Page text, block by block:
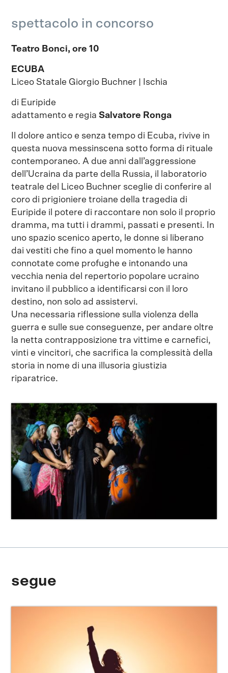
spettacolo in concorso
Teatro Bonci, ore 10
ECUBA
Liceo Statale Giorgio Buchner | Ischia
di Euripide
adattamento e regia Salvatore Ronga
Il dolore antico e senza tempo di Ecuba, rivive in
questa nuova messinscena sotto forma di rituale
contemporaneo. A due anni dall’aggressione
dell’Ucraina da parte della Russia, il laboratorio
teatrale del Liceo Buchner sceglie di conferire al
coro di prigioniere troiane della tragedia di
Euripide il potere di raccontare non solo il proprio
dramma, ma tutti i drammi, passati e presenti. In
uno spazio scenico aperto, le donne si liberano
dai vestiti che fino a quel momento le hanno
connotate come profughe e intonando una
vecchia nenia del repertorio popolare ucraino
invitano il pubblico a identificarsi con il loro
destino, non solo ad assistervi.
Una necessaria riflessione sulla violenza della
guerra e sulle sue conseguenze, per andare oltre
la netta contrapposizione tra vittime e carnefici,
vinti e vincitori, che sacrifica la complessità della
storia in nome di una illusoria giustizia
riparatrice.
segue